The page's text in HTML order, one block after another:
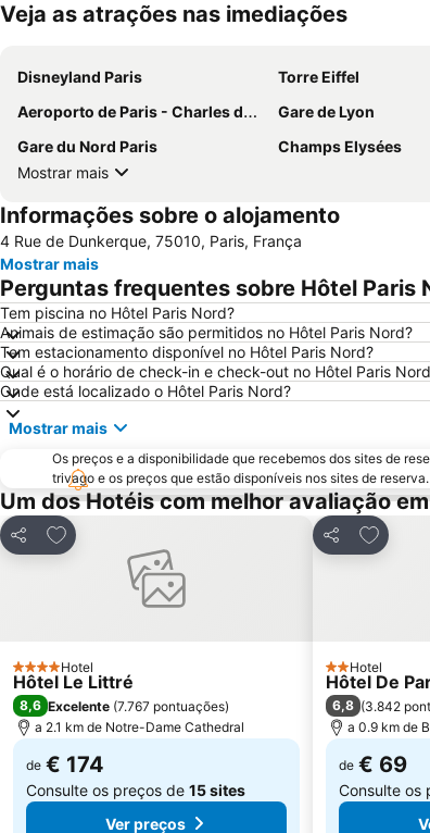
Veja as atrações nas imediações
Disneyland Paris Torre Eiffel
Aeroporto de Paris - Charles de Gaulle
Gare de Lyon
Gare du Nord Paris
Champs Elysées
Mostrar mais
Informações sobre o alojamento
4 Rue de Dunkerque, 75010, Paris, França
Mostrar mais
Perguntas frequentes sobre Hôtel Paris
Tem piscina no Hôtel Paris Nord?
Animais de estimação são permitidos no Hôtel Paris Nord?
Tem estacionamento disponível no Hôtel Paris Nord?
Qual é o horário de check-in e check-out no Hôtel Paris
Onde está localizado o Hôtel Paris Nord?
Mostrar mais
Os preços e a disponibilidade que recebemos dos sites de
trivago e os preços que estão disponíveis nos sites de reserva.
Um dos Hotéis com melhor avaliação
Partilhar
Adicionar aos favoritos
4 Estrelas
Hotel
Hôtel Le Littré
8,6 Excelente (7.767 pontuações)
a 2.1 km de Notre-Dame Cathedral
de € 174
Consulte os preços de 15 sites
Ver preços
Partilhar
2 Estrelas
Hotel
Hôtel De
6,8 (3.842
a 0.9 km de
de € 69
Consulte os